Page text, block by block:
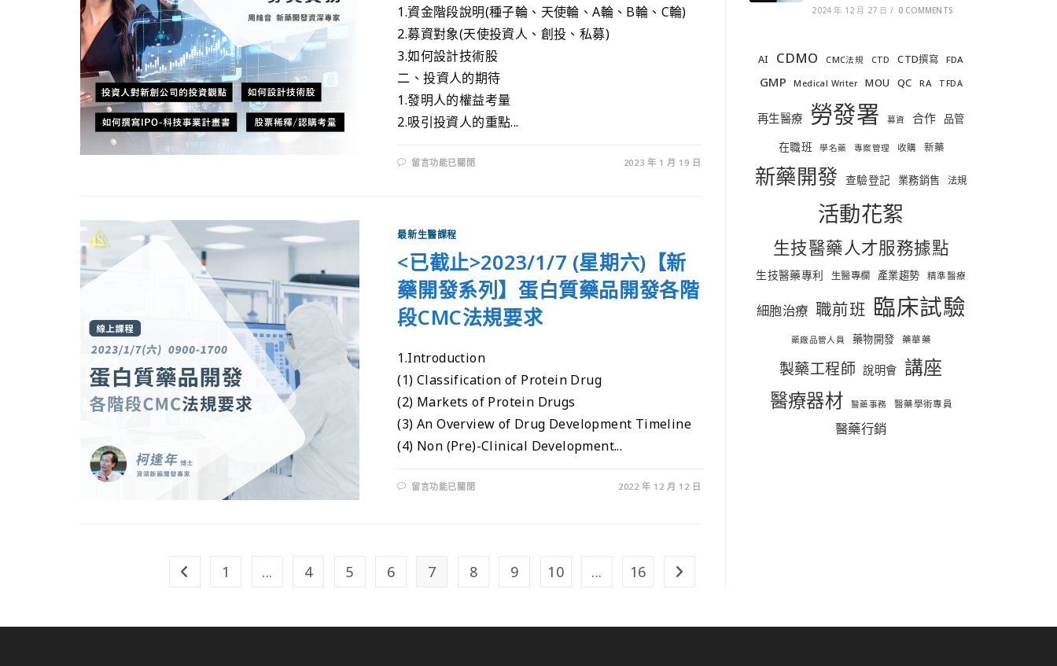
1.資金階段說明(種子輪、天使輪、A輪、B輪、C輪)
2.募資對象(天使投資人、創投、私募)
3.如何設計技術股
二、投資人的期待
1.發明人的權益考量
2.吸引投資人的重點...
留言功能已關閉 2023 年 1 月 19 日
最新生醫課程
<已截止>2023/1/7 (星期六)【新
藥開發系列】蛋白質藥品開發各階
段CMC法規要求
1.Introduction
(1) Classification of Protein Drug
(2) Markets of Protein Drugs
(3) An Overview of Drug Development Timeline
(4) Non (Pre)-Clinical Development...
留言功能已關閉 2022 年 12 月 12 日
1 ... 4 5 6 7 8 9 10 ... 16
2024 年 12 月 27 日 / 0 COMMENTS
AI CDMO CMC法規 CTD CTD撰寫 FDA
GMP Medical Writer MOU QC RA TFDA
再生醫療 勞發署 募資 合作 品管
在職班 學名藥 專案管理 收購 新藥
新藥開發 查驗登記 業務銷售 法規
活動花絮
生技醫藥人才服務據點
生技醫藥專利 生醫專欄 產業趨勢 精準醫療
細胞治療 職前班 臨床試驗
藥廠品管人員 藥物開發 藥華藥
製藥工程師 說明會 講座
醫療器材 醫藥事務 醫藥學術專員
醫藥行銷